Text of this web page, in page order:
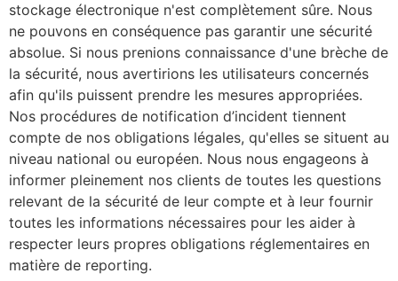
stockage électronique n'est complètement sûre. Nous
ne pouvons en conséquence pas garantir une sécurité
absolue. Si nous prenions connaissance d'une brèche de
la sécurité, nous avertirions les utilisateurs concernés
afin qu'ils puissent prendre les mesures appropriées.
Nos procédures de notification d’incident tiennent
compte de nos obligations légales, qu'elles se situent au
niveau national ou européen. Nous nous engageons à
informer pleinement nos clients de toutes les questions
relevant de la sécurité de leur compte et à leur fournir
toutes les informations nécessaires pour les aider à
respecter leurs propres obligations réglementaires en
matière de reporting.